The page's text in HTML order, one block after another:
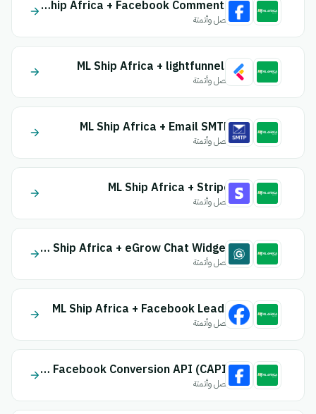
ML Ship Africa + Facebook Comments
اتصل وأتمتة
ML Ship Africa + lightfunnels
اتصل وأتمتة
ML Ship Africa + Email SMTP
اتصل وأتمتة
ML Ship Africa + Stripe
اتصل وأتمتة
ML Ship Africa + eGrow Chat Widget
اتصل وأتمتة
ML Ship Africa + Facebook Leads
اتصل وأتمتة
ML Ship Africa + Facebook Conversion API (CAPI)
اتصل وأتمتة